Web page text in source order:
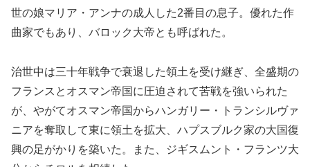
世の娘マリア・アンナの成人した2番目の息子。優れた作
曲家でもあり、バロック大帝とも呼ばれた。
治世中は三十年戦争で衰退した領土を受け継ぎ、全盛期の
フランスとオスマン帝国に圧迫されて苦戦を強いられた
が、やがてオスマン帝国からハンガリー・トランシルヴァ
ニアを奪取して東に領土を拡大、ハプスブルク家の大国復
興の足がかりを築いた。また、ジギスムント・フランツ大